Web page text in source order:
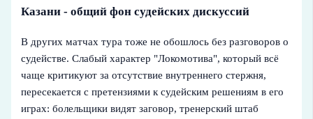
Казани - общий фон судейских дискуссий
В других матчах тура тоже не обошлось без разговоров о
судействе. Слабый характер "Локомотива", который всё
чаще критикуют за отсутствие внутреннего стержня,
пересекается с претензиями к судейским решениям в его
играх: болельщики видят заговор, тренерский штаб